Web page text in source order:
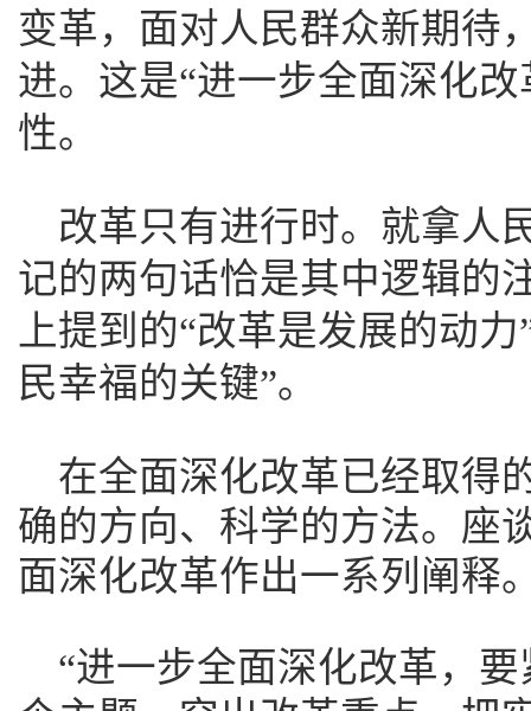
变革，面对人民群众新期待
进。这是“进一步全面深化
性。
改革只有进行时。就拿人
记的两句话恰是其中逻辑
上提到的“改革是发展的动
民幸福的关键”。
在全面深化改革已经取得
确的方向、科学的方法。座
面深化改革作出一系列阐释
“进一步全面深化改革，